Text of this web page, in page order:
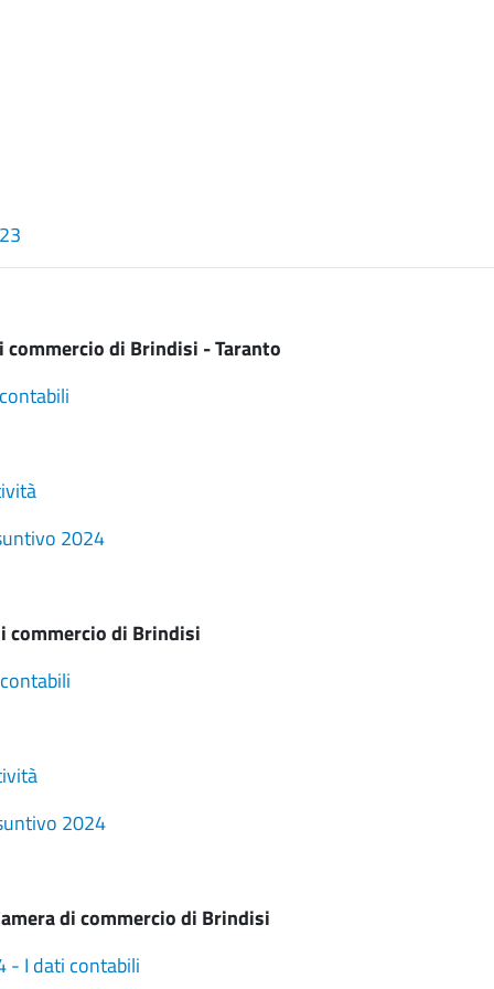
commercio di Brindisi - Taranto
2024
commercio di Brindisi
2024
di commercio di Brindisi
- I dati contabili